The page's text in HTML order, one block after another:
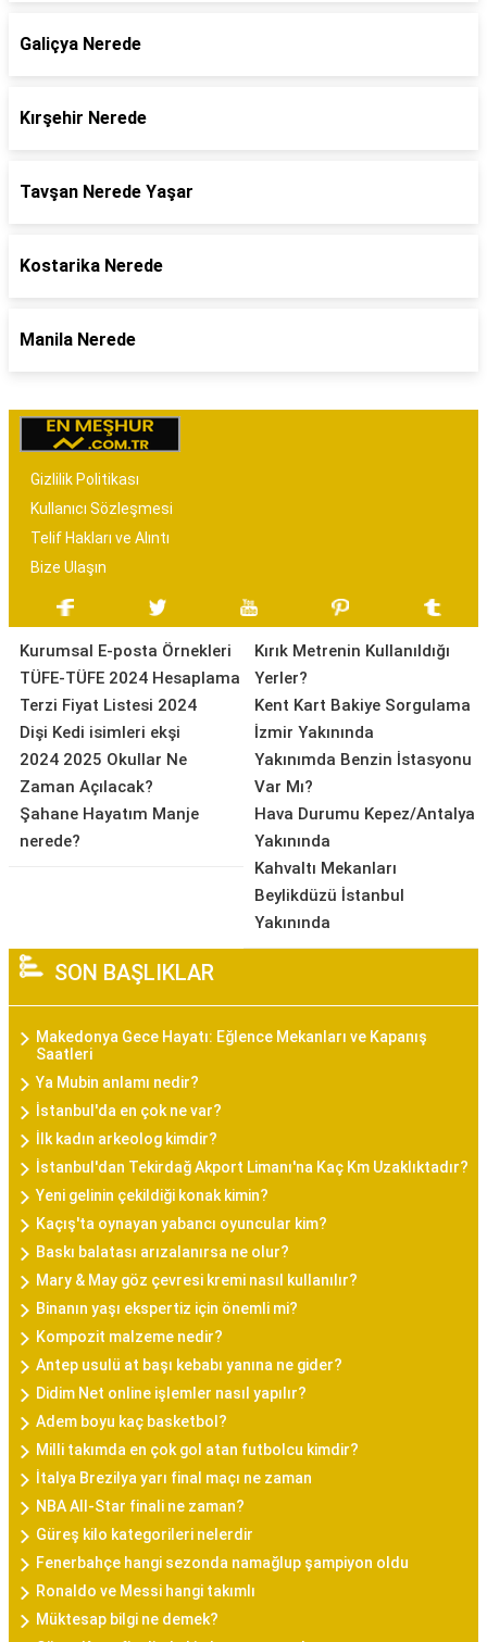
Galiçya Nerede
Kırşehir Nerede
Tavşan Nerede Yaşar
Kostarika Nerede
Manila Nerede
Gizlilik Politikası
Kullanıcı Sözleşmesi
Telif Hakları ve Alıntı
Bize Ulaşın
Kurumsal E-posta Örnekleri
TÜFE-TÜFE 2024 Hesaplama
Terzi Fiyat Listesi 2024
Dişi Kedi isimleri ekşi
2024 2025 Okullar Ne
Zaman Açılacak?
Şahane Hayatım Manje
nerede?
Kırık Metrenin Kullanıldığı
Yerler?
Kent Kart Bakiye Sorgulama
İzmir Yakınında
Yakınımda Benzin İstasyonu
Var Mı?
Hava Durumu Kepez/Antalya
Yakınında
Kahvaltı Mekanları
Beylikdüzü İstanbul
Yakınında
SON BAŞLIKLAR
Makedonya Gece Hayatı: Eğlence Mekanları ve Kapanış
Saatleri
Ya Mubin anlamı nedir?
İstanbul'da en çok ne var?
İlk kadın arkeolog kimdir?
İstanbul'dan Tekirdağ Akport Limanı'na Kaç Km Uzaklıktadır?
Yeni gelinin çekildiği konak kimin?
Kaçış'ta oynayan yabancı oyuncular kim?
Baskı balatası arızalanırsa ne olur?
Mary & May göz çevresi kremi nasıl kullanılır?
Binanın yaşı ekspertiz için önemli mi?
Kompozit malzeme nedir?
Antep usulü at başı kebabı yanına ne gider?
Didim Net online işlemler nasıl yapılır?
Adem boyu kaç basketbol?
Milli takımda en çok gol atan futbolcu kimdir?
İtalya Brezilya yarı final maçı ne zaman
NBA All-Star finali ne zaman?
Güreş kilo kategorileri nelerdir
Fenerbahçe hangi sezonda namağlup şampiyon oldu
Ronaldo ve Messi hangi takımlı
Müktesap bilgi ne demek?